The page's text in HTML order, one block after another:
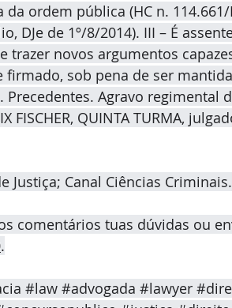
ordem pública (HC n. 114.661/
DJe de 1º/8/2014). III – É
trazer novos argumentos
sob pena de ser
Agravo regimental
FISCHER, QUINTA TURMA,
Justiça; Canal Ciências Criminais.
comentários tuas dúvidas ou
.
#law #advogada #lawyer